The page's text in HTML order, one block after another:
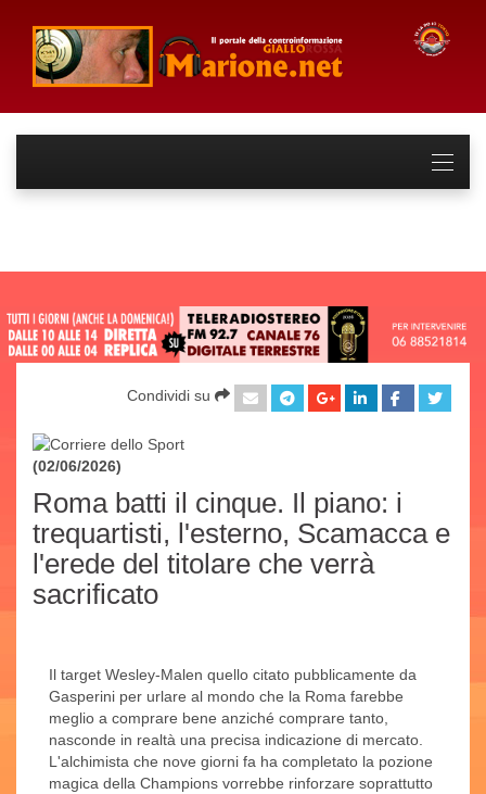
Condividi su
(02/06/2026)
Roma batti il cinque. Il piano: i
trequartisti, l'esterno, Scamacca e
l'erede del titolare che verrà
sacrificato
Il target Wesley-Malen quello citato pubblicamente da
Gasperini per urlare al mondo che la Roma farebbe
meglio a comprare bene anziché comprare tanto,
nasconde in realtà una precisa indicazione di mercato.
L'alchimista che nove giorni fa ha completato la pozione
magica della Champions vorrebbe rinforzare soprattutto